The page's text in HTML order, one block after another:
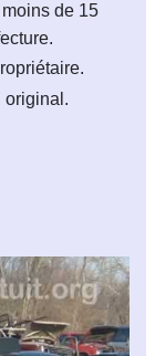
de 15
original.